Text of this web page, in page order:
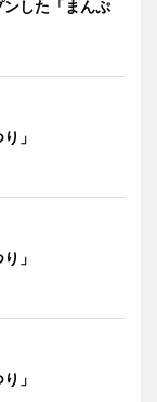
した「まんぷ
」
」
」